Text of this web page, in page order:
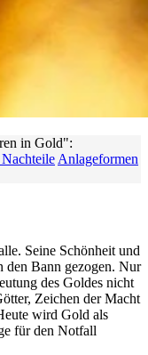
in Gold":
Anlageformen
Seine Schönheit und
den Bann gezogen. Nur
des Goldes nicht
Zeichen der Macht
wird Gold als
für den Notfall